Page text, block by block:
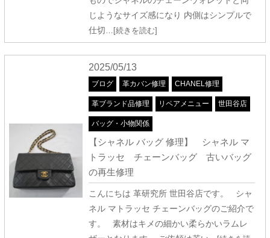
じようなサイズ感になり 内側はシンプルで
仕切…[続きを読む]
2025/05/13
ブログ 革カバン修理 CHANEL修理
革ブランド品修理 リペアメニュー 世田谷店
バッグ・小物関係
【シャネル バッグ 修理】 シャネル マ
トラッセ チェーンバッグ 古いバッグ
の再生修理
こんにちは 革研究所 世田谷店です。 シャ
ネル マトラッセ チェーンバッグのご紹介で
す。 素材はキメの細かい柔らかいラムレ